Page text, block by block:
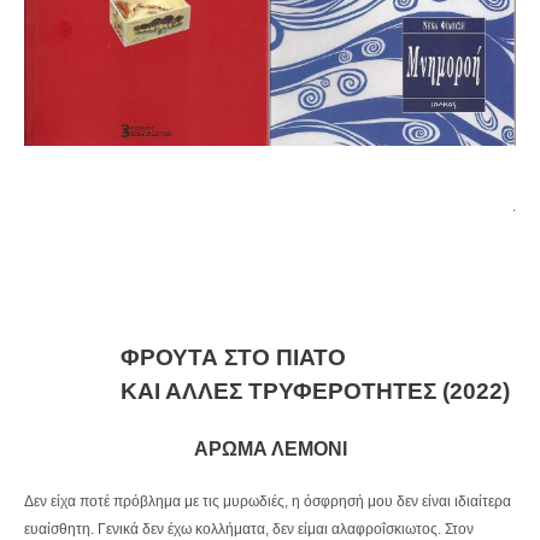
ΦΡΟΥΤΑ ΣΤΟ ΠΙΑΤΟ
ΚΑΙ ΑΛΛΕΣ ΤΡΥΦΕΡΟΤΗΤΕΣ (2022)
ΑΡΩΜΑ ΛΕΜΟΝΙ
Δεν είχα ποτέ πρόβλημα με τις μυρωδιές, η όσφρησή μου δεν είναι ιδιαίτερα
ευαίσθητη. Γενικά δεν έχω κολλήματα, δεν είμαι αλαφροΐσκιωτος. Στον